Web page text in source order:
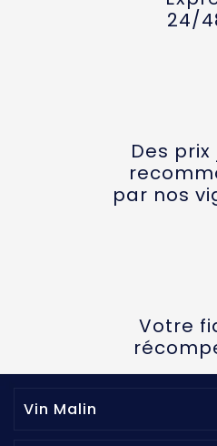
24/
Des
par nos
Votre
Vin Malin